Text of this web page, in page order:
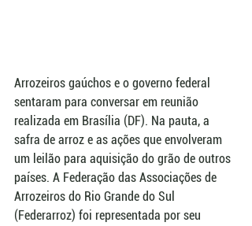
Arrozeiros gaúchos e o governo federal
sentaram para conversar em reunião
realizada em Brasília (DF). Na pauta, a
safra de arroz e as ações que envolveram
um leilão para aquisição do grão de outros
países. A Federação das Associações de
Arrozeiros do Rio Grande do Sul
(Federarroz) foi representada por seu